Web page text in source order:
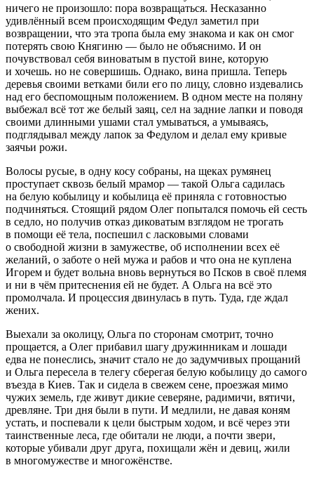
ничего не произошло: пора возвращаться. Несказанно
удивлённый всем происходящим Федул заметил при
возвращении, что эта тропа была ему знакома и как он смог
потерять свою Княгиню — было не объяснимо. И он
почувствовал себя виноватым в пустой вине, которую
и хочешь. но не совершишь. Однако, вина пришла. Теперь
деревья своими ветками били его по лицу, словно издевались
над его беспомощным положением. В одном месте на поляну
выбежал всё тот же белый заяц, сел на задние лапки и поводя
своими длинными ушами стал умываться, а умываясь,
подглядывал между лапок за Федулом и делал ему кривые
заячьи рожи.
Волосы русые, в одну косу собраны, на щеках румянец
проступает сквозь белый мрамор — такой Ольга садилась
на белую кобылицу и кобылица её приняла с готовностью
подчиняться. Стоящий рядом Олег попытался помочь ей сесть
в седло, но получив отказ диковатым взглядом не трогать
в помощи её тела, поспешил с ласковыми словами
о свободной жизни в замужестве, об исполнении всех её
желаний, о заботе о ней мужа и рабов и что она не куплена
Игорем и будет вольна вновь вернуться во Псков в своё племя
и ни в чём притеснения ей не будет. А Ольга на всё это
промолчала. И процессия двинулась в путь. Туда, где ждал
жених.
Выехали за околицу, Ольга по сторонам смотрит, точно
прощается, а Олег прибавил шагу дружинникам и лошади
едва не понеслись, значит стало не до задумчивых прощаний
и Ольга пересела в телегу сберегая белую кобылицу до самого
въезда в Киев. Так и сидела в свежем сене, проезжая мимо
чужих земель, где живут дикие северяне, радимичи, вятичи,
древляне. Три дня были в пути. И медлили, не давая коням
устать, и поспевали к цели быстрым ходом, и всё через эти
таинственные леса, где обитали не люди, а почти звери,
которые убивали друг друга, похищали жён и девиц, жили
в многомужестве и многожёнстве.